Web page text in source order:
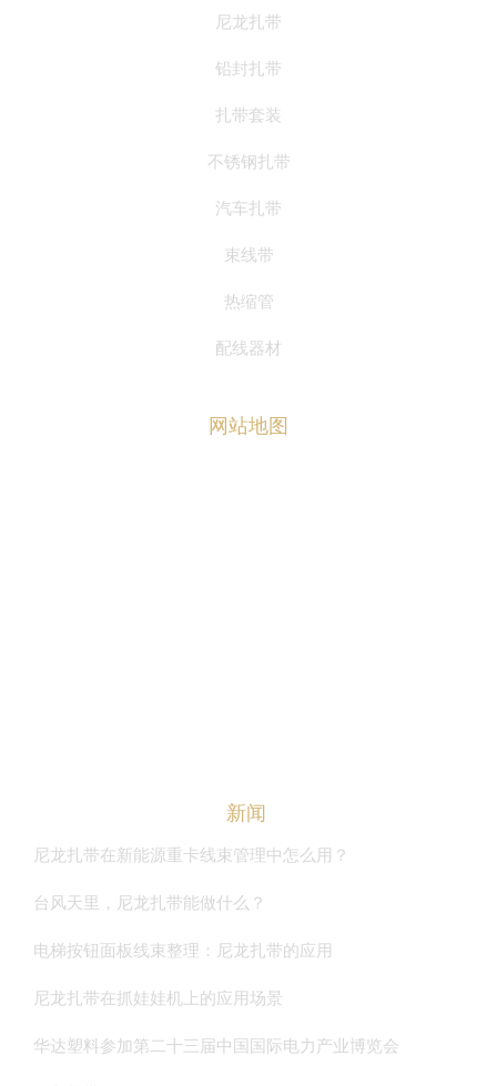
尼龙扎带
铅封扎带
扎带套装
不锈钢扎带
汽车扎带
束线带
热缩管
配线器材
网站地图
新闻
尼龙扎带在新能源重卡线束管理中怎么用？
台风天里，尼龙扎带能做什么？
电梯按钮面板线束整理：尼龙扎带的应用
尼龙扎带在抓娃娃机上的应用场景
华达塑料参加第二十三届中国国际电力产业博览会